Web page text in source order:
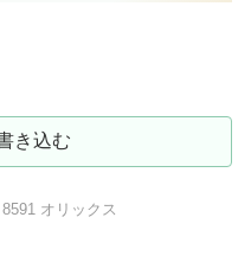
き込む
8591 オリックス